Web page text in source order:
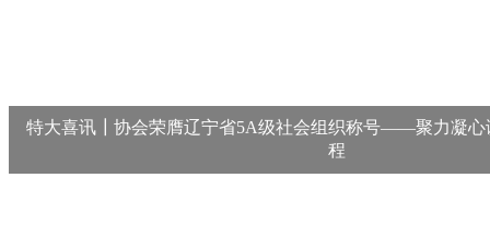
特大喜讯┃协会荣膺辽宁省5A级社会组织称号——聚力凝心
程